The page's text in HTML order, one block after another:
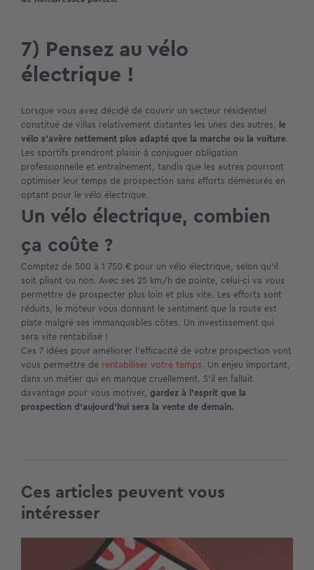
7) Pensez au vélo
électrique !
Lorsque vous avez décidé de couvrir un secteur résidentiel
constitué de villas relativement distantes les unes des autres, le
vélo s’avère nettement plus adapté que la marche ou la voiture.
Les sportifs prendront plaisir à conjuguer obligation
professionnelle et entraînement, tandis que les autres pourront
optimiser leur temps de prospection sans efforts démesurés en
optant pour le vélo électrique.
Un vélo électrique, combien
ça coûte ?
Comptez de 500 à 1 750 € pour un vélo électrique, selon qu’il
soit pliant ou non. Avec ses 25 km/h de pointe, celui-ci va vous
permettre de prospecter plus loin et plus vite. Les efforts sont
réduits, le moteur vous donnant le sentiment que la route est
plate malgré ses immanquables côtes. Un investissement qui
sera vite rentabilisé !
Ces 7 idées pour améliorer l’efficacité de votre prospection vont
vous permettre de rentabiliser votre temps. Un enjeu important,
dans un métier qui en manque cruellement. S’il en fallait
davantage pour vous motiver, gardez à l’esprit que la
prospection d’aujourd’hui sera la vente de demain.
Ces articles peuvent vous
intéresser